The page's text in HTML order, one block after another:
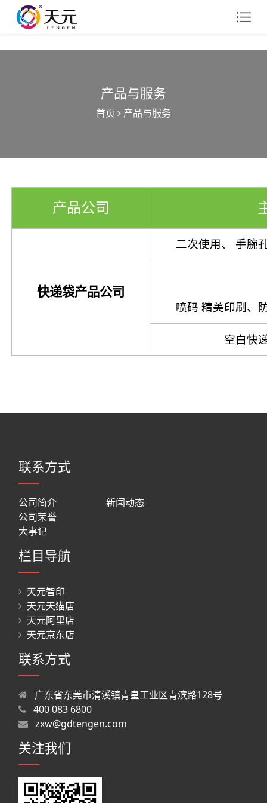
产品与服务
首页 产品与服务
产品公司
快递袋产品公司
二次使用、 手腕
喷码 精美印刷、
空白快
联系方式
公司简介
公司荣誉
大事记
新闻动态
栏目导航
天元智印
天元天猫店
天元阿里店
天元京东店
联系方式
广东省东莞市清溪镇青皇工业区青滨路128号
400 083 6800
zxw@gdtengen.com
关注我们